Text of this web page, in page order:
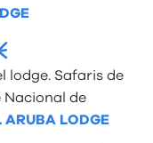
lodge. Safaris de
Nacional de
ARUBA LODGE